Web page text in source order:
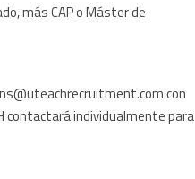
más CAP o Máster de
con
contactará individualmente para